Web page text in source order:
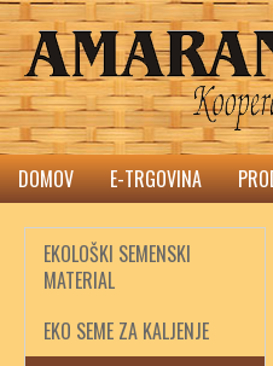
DOMOV E-TRGOVINA
EKOLOŠKI SEMENSKI
MATERIAL
EKO SEME ZA KALJENJE